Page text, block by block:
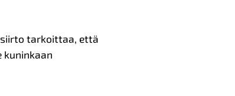
siirto tarkoittaa, että
kuninkaan